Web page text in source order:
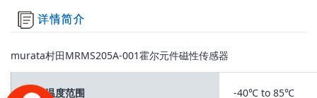
murata村田MRMS205A-001霍尔元件磁性传感器
工作温度范围 -40℃ to 85℃